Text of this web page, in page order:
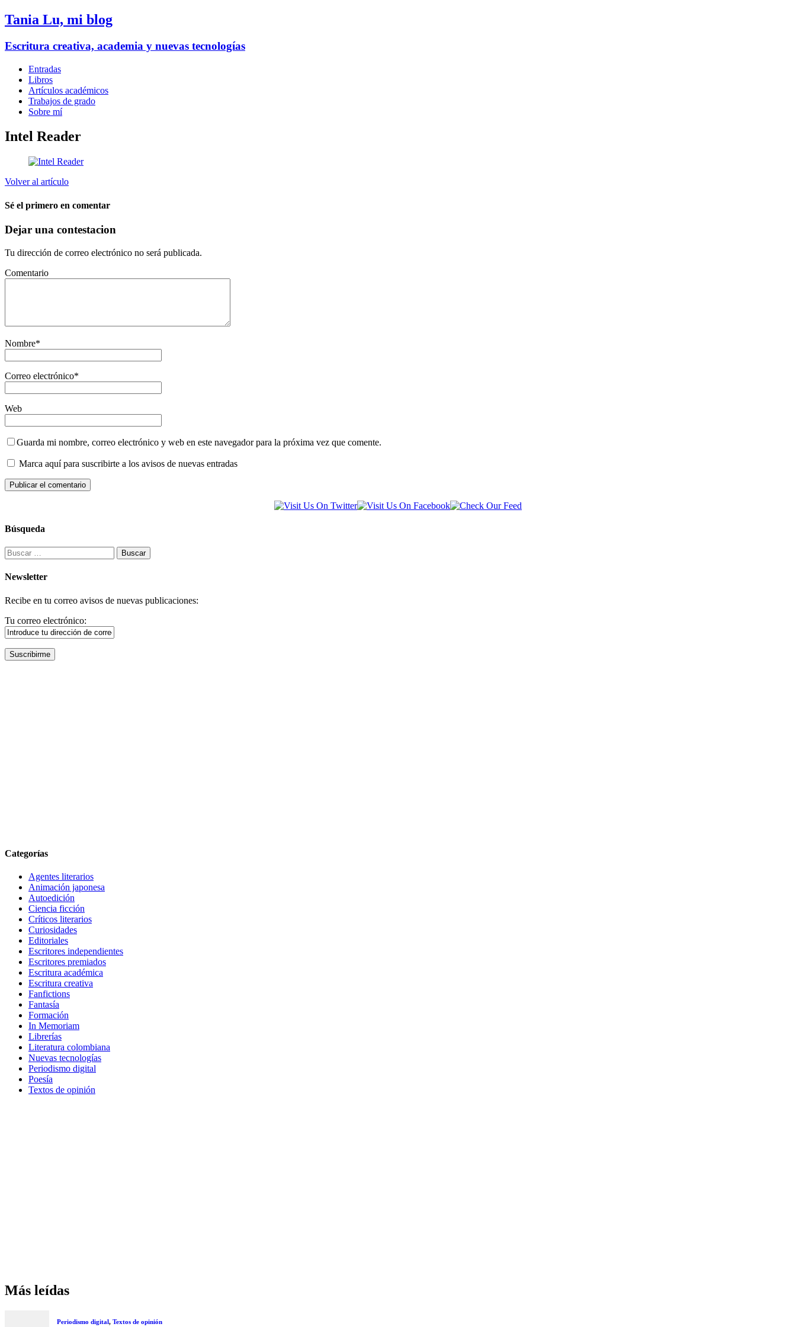
Tania Lu, mi blog
Escritura creativa, academia y nuevas tecnologías
Entradas
Libros
Artículos académicos
Trabajos de grado
Sobre mí
Intel Reader
Volver al artículo
Sé el primero en comentar
Dejar una contestacion
Tu dirección de correo electrónico no será publicada.
Comentario
Nombre*
Correo electrónico*
Web
Guarda mi nombre, correo electrónico y web en este navegador para la próxima vez que comente.
Marca aquí para suscribirte a los avisos de nuevas entradas
Búsqueda
Buscar:
Newsletter
Recibe en tu correo avisos de nuevas publicaciones:
Tu correo electrónico:
Categorías
Agentes literarios
Animación japonesa
Autoedición
Ciencia ficción
Críticos literarios
Curiosidades
Editoriales
Escritores independientes
Escritores premiados
Escritura académica
Escritura creativa
Fanfictions
Fantasía
Formación
In Memoriam
Librerías
Literatura colombiana
Nuevas tecnologías
Periodismo digital
Poesía
Textos de opinión
Más leídas
Periodismo digital, Textos de opinión